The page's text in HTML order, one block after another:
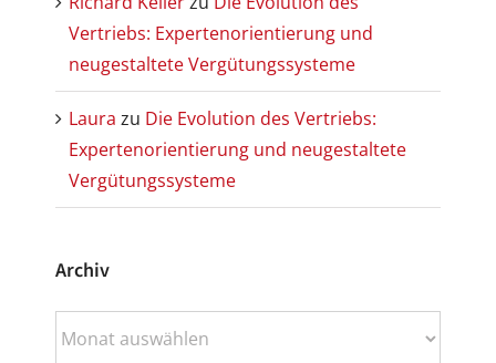
Vertriebs: Expertenorientierung und
neugestaltete Vergütungssysteme
Laura zu Die Evolution des Vertriebs:
Expertenorientierung und neugestaltete
Vergütungssysteme
Archiv